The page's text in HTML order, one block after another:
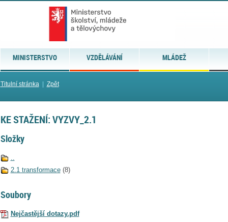
MINISTERSTVO VZDĚLÁVÁNÍ MLÁDEŽ
Titulní stránka| Zpět
KE STAŽENÍ: VYZVY_2.1
Složky
..
2.1 transformace (8)
Soubory
Nejčastější dotazy.pdf